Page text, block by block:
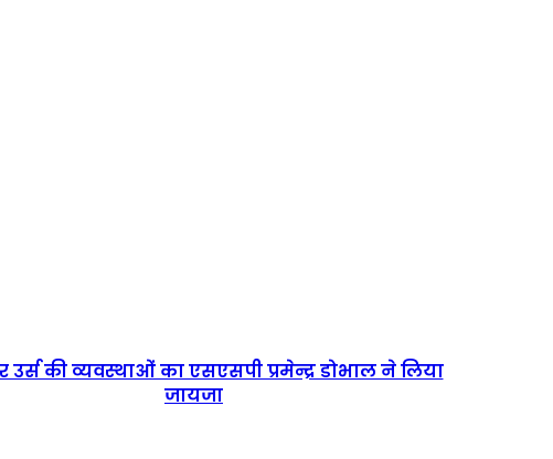
की व्यवस्थाओं का एसएसपी प्रमेन्द्र डोभाल ने लिया
जायजा